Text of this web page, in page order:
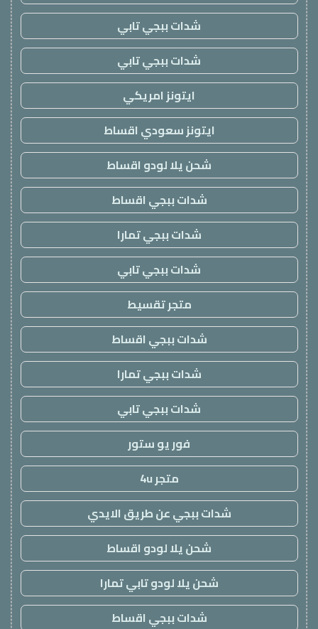
شدات ببجي تابي
شدات ببجي تابي
ايتونز امريكي
ايتونز سعودي اقساط
شحن يلا لودو اقساط
شدات ببجي اقساط
شدات ببجي تمارا
شدات ببجي تابي
متجر تقسيط
شدات ببجي اقساط
شدات ببجي تمارا
شدات ببجي تابي
فور يو ستور
متجر 4u
شدات ببجي عن طريق الايدي
شحن يلا لودو اقساط
شحن يلا لودو تابي تمارا
شدات ببجي اقساط